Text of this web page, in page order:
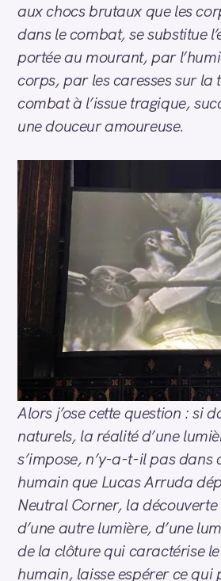
aux chocs brutaux que les
dans le combat, se substitue
portée au mourant, par
corps, par les caresses sur la
combat à l’issue tragique,
une douceur amoureuse.
Alors j’ose cette question : si
naturels, la réalité d’une
s’impose, n’y-a-t-il pas dans
humain que Lucas Arruda
Neutral Corner, la
d’une autre lumière, d’une
de la clôture qui caractérise
humain, laisse espérer ce qui